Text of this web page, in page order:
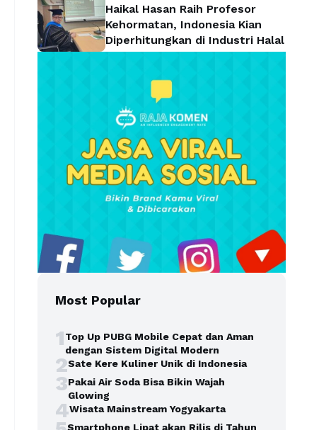
Haikal Hasan Raih Profesor
Kehormatan, Indonesia Kian
Diperhitungkan di Industri Halal
Most Popular
1Top Up PUBG Mobile Cepat dan Aman
dengan Sistem Digital Modern
2Sate Kere Kuliner Unik di Indonesia
3Pakai Air Soda Bisa Bikin Wajah
Glowing
4Wisata Mainstream Yogyakarta
Smartphone Lipat akan Rilis di Tahun